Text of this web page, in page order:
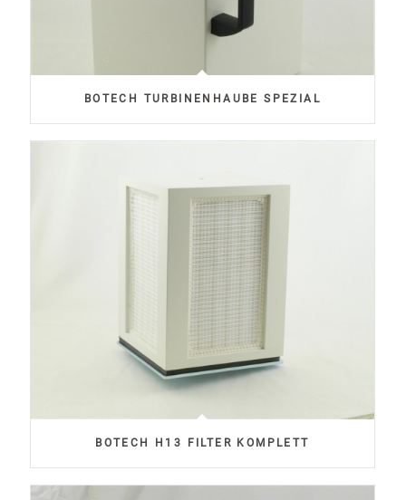
BOTECH TURBINENHAUBE SPEZIAL
BOTECH H13 FILTER KOMPLETT